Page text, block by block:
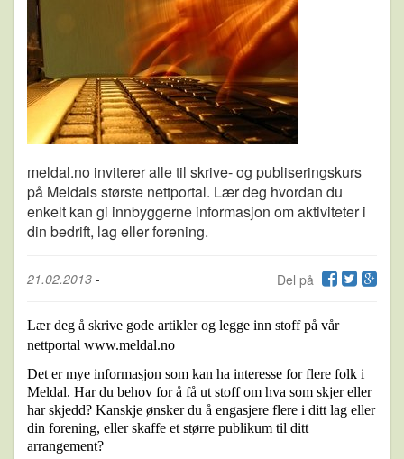
meldal.no inviterer alle til skrive- og publiseringskurs
på Meldals største nettportal. Lær deg hvordan du
enkelt kan gi innbyggerne informasjon om aktiviteter i
din bedrift, lag eller forening.
Del på
21.02.2013 -
Lær deg å skrive gode artikler og legge inn stoff på vår
nettportal www.meldal.no
Det er mye informasjon som kan ha interesse for flere folk i
Meldal. Har du behov for å få ut stoff om hva som skjer eller
har skjedd? Kanskje ønsker du å engasjere flere i ditt lag eller
din forening, eller skaffe et større publikum til ditt
arrangement?